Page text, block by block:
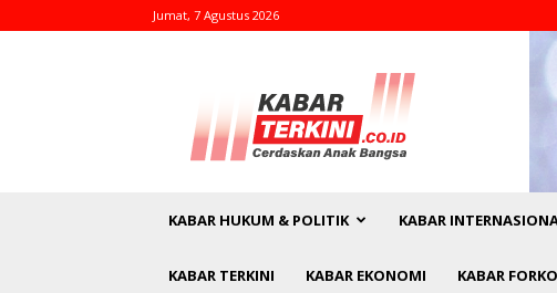
Jumat, 7 Agustus 2026
kabarterkini.co.id
KABAR HUKUM & POLITIK KABAR
KABAR TERKINI KABAR EKONOMI KABAR